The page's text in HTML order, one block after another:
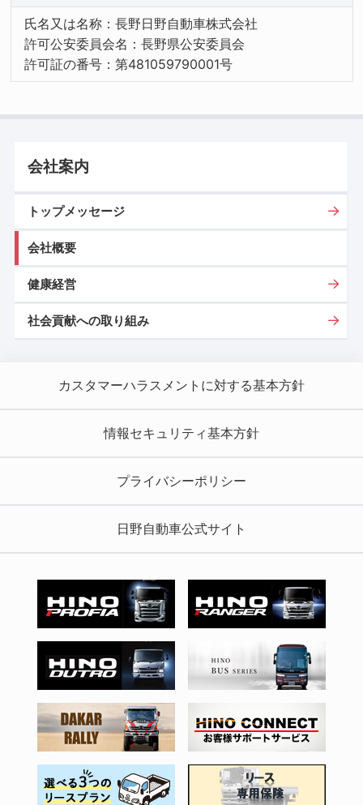
氏名又は名称：長野日野自動車株式会社
許可公安委員会名：長野県公安委員会
許可証の番号：第481059790001号
会社案内
トップメッセージ
会社概要
健康経営
社会貢献への取り組み
カスタマーハラスメントに対する基本方針
情報セキュリティ基本方針
プライバシーポリシー
日野自動車公式サイト